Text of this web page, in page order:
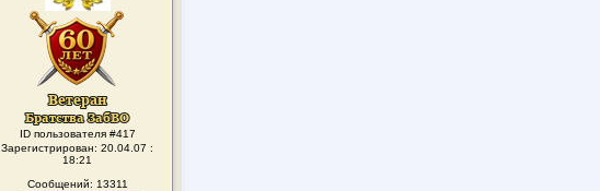
ID пользователя #417
Зарегистрирован: 20.04.07 :
18:21
Сообщений: 13311